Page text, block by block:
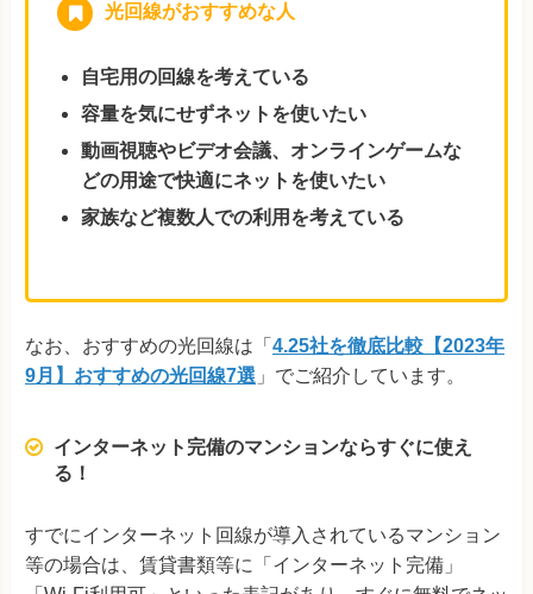
光回線がおすすめな人
自宅用の回線を考えている
容量を気にせずネットを使いたい
動画視聴やビデオ会議、オンラインゲームな
どの用途で快適にネットを使いたい
家族など複数人での利用を考えている
なお、おすすめの光回線は「 4.25社を徹底比較【2023年
9月】おすすめの光回線7選 」でご紹介しています。
インターネット完備のマンションならすぐに使え
る！
すでにインターネット回線が導入されているマンション
等の場合は、賃貸書類等に「インターネット完備」